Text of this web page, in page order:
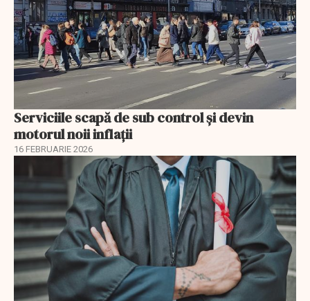
Serviciile scapă de sub control și devin
motorul noii inflații
16 FEBRUARIE 2026